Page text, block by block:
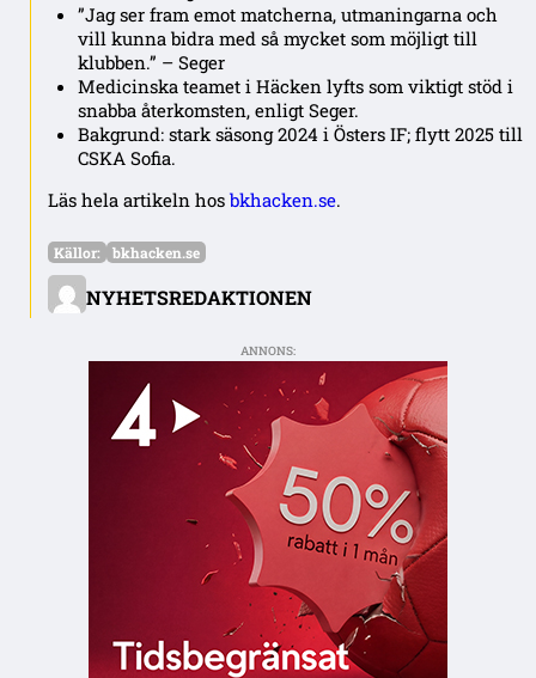
”Jag ser fram emot matcherna, utmaningarna och
vill kunna bidra med så mycket som möjligt till
klubben.” – Seger
Medicinska teamet i Häcken lyfts som viktigt stöd i
snabba återkomsten, enligt Seger.
Bakgrund: stark säsong 2024 i Östers IF; flytt 2025 till
CSKA Sofia.
Läs hela artikeln hos bkhacken.se.
NYHETSREDAKTIONEN
Källor: bkhacken.se
ANNONS: